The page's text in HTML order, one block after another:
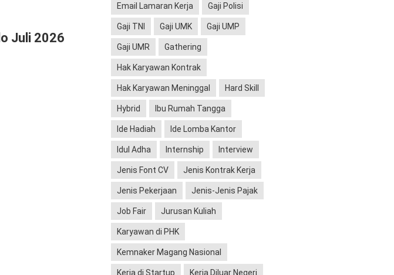
Juli 2026
Email Lamaran Kerja Gaji Polisi
Gaji TNI Gaji UMK Gaji UMP
Gaji UMR Gathering
Hak Karyawan Kontrak
Hak Karyawan Meninggal Hard Skill
Hybrid Ibu Rumah Tangga
Ide Hadiah Ide Lomba Kantor
Idul Adha Internship Interview
Jenis Font CV Jenis Kontrak Kerja
Jenis Pekerjaan Jenis-Jenis Pajak
Job Fair Jurusan Kuliah
Karyawan di PHK
Kemnaker Magang Nasional
Kerja di Startup Kerja Diluar Negeri